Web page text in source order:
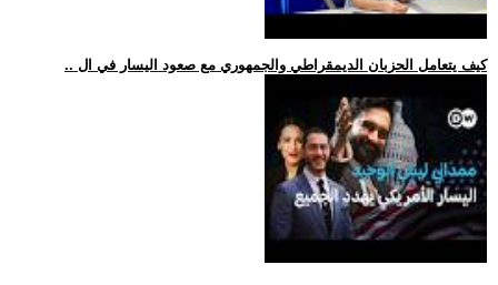
.. كيف يتعامل الحزبان الديمقراطي والجمهوري مع صعود اليسار في ال